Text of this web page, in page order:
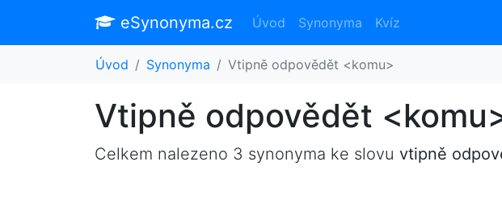
eSynonyma.cz Úvod Synonyma Kvíz
Úvod Synonyma Vtipně odpovědět <komu>
Vtipně odpovědět
Celkem nalezeno 3 synonyma ke slovu vtipně